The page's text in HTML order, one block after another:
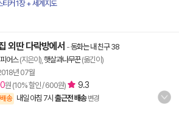
티커 1장 + 세계지도
외딴 다락방에서 -동화는 내 친구 38
어스(지은이), 햇살과나무꾼(옮긴이)
년 07월
원 (10% 할인 / 600원) 9.3
송 내일 아침 7시 출근전 배송 변경